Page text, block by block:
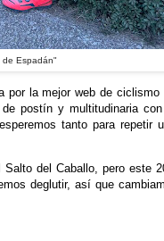
de Espadán"
por la mejor web de
postín y multitudinaria
tanto para repetir
del Caballo, pero este
deglutir, así que